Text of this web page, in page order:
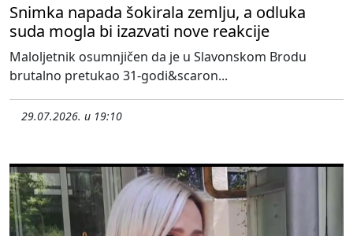
Snimka napada šokirala zemlju, a odluka
suda mogla bi izazvati nove reakcije
Maloljetnik osumnjičen da je u Slavonskom Brodu
brutalno pretukao 31-godi&scaron...
29.07.2026. u 19:10